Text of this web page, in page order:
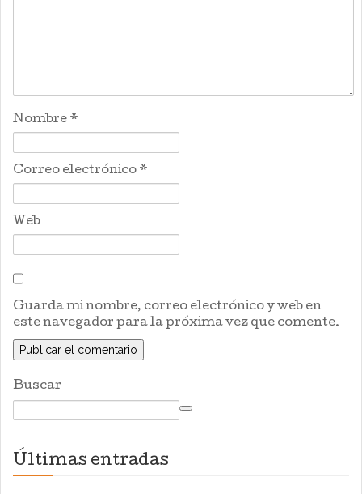
Nombre *
Correo electrónico *
Web
Guarda mi nombre, correo electrónico y web en
este navegador para la próxima vez que comente.
Buscar
Últimas entradas